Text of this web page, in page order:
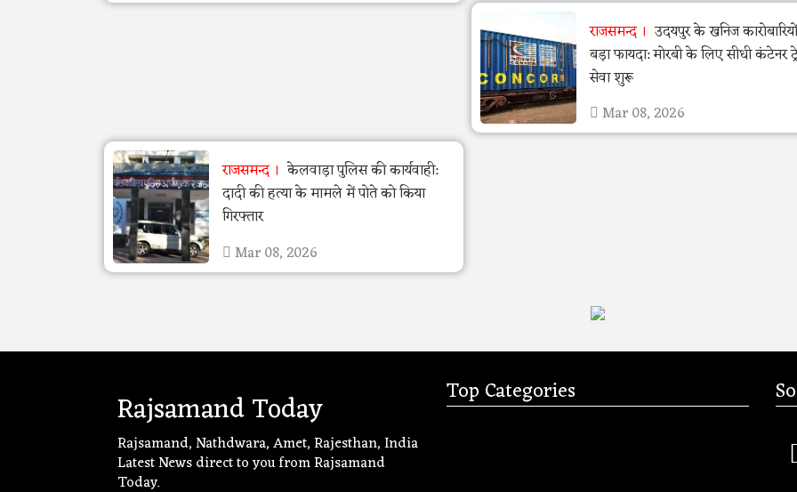
राजसमन्द
उदयपुर के खनिज
बड़ा फायदा: मोरबी के लिए सीधी कंटेनर
सेवा शुरू
Mar 08, 2026
राजसमन्द
केलवाड़ा पुलिस की कार्यवाही:
दादी की हत्या के मामले में पोते को किया
गिरफ्तार
Mar 08, 2026
Rajsamand Today
Rajsamand, Nathdwara, Amet, Rajesthan, India
Latest News direct to you from Rajsamand
Today.
Top Categories